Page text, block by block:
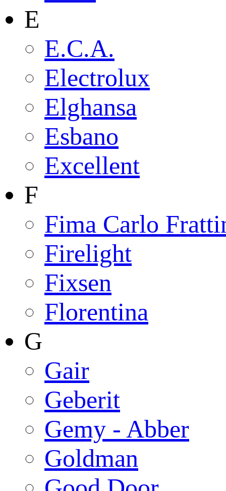
E
E.C.A.
Electrolux
Elghansa
Esbano
Excellent
F
Fima Carlo
Firelight
Fixsen
Florentina
G
Gair
Geberit
Gemy - Abber
Goldman